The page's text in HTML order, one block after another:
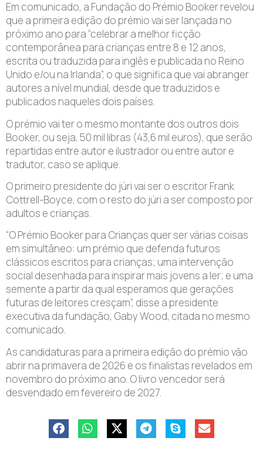
Em comunicado, a Fundação do Prémio Booker revelou
que a primeira edição do prémio vai ser lançada no
próximo ano para “celebrar a melhor ficção
contemporânea para crianças entre 8 e 12 anos,
escrita ou traduzida para inglês e publicada no Reino
Unido e/ou na Irlanda”, o que significa que vai abranger
autores a nível mundial, desde que traduzidos e
publicados naqueles dois países.
O prémio vai ter o mesmo montante dos outros dois
Booker, ou seja, 50 mil libras (43,6 mil euros), que serão
repartidas entre autor e ilustrador ou entre autor e
tradutor, caso se aplique.
O primeiro presidente do júri vai ser o escritor Frank
Cottrell-Boyce, com o resto do júri a ser composto por
adultos e crianças.
“O Prémio Booker para Crianças quer ser várias coisas
em simultâneo: um prémio que defenda futuros
clássicos escritos para crianças; uma intervenção
social desenhada para inspirar mais jovens a ler; e uma
semente a partir da qual esperamos que gerações
futuras de leitores cresçam”, disse a presidente
executiva da fundação, Gaby Wood, citada no mesmo
comunicado.
As candidaturas para a primeira edição do prémio vão
abrir na primavera de 2026 e os finalistas revelados em
novembro do próximo ano. O livro vencedor será
desvendado em fevereiro de 2027.